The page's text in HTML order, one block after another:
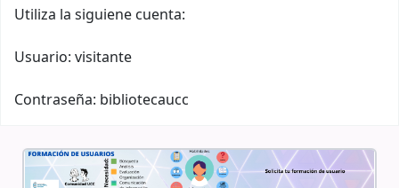
Utiliza la siguiene cuenta:
Usuario: visitante
Contraseña: bibliotecaucc